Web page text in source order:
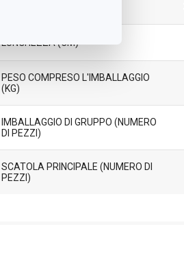
LUNGHEZZA (CM)
PESO COMPRESO L'IMBALLAGGIO
(KG)
IMBALLAGGIO DI GRUPPO (NUMERO
DI PEZZI)
SCATOLA PRINCIPALE (NUMERO DI
PEZZI)